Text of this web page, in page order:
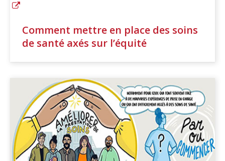
Comment mettre en place des soins
de santé axés sur l’équité